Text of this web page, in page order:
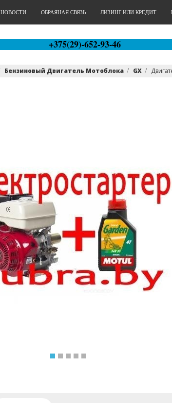
НОВОСТИ ОБРАЯНАЯ СВЯЗЬ ЛИЗИНГ ИЛИ КРЕДИТ
+375(29)-652-93-46
Бензиновый Двигатель Мотоблока GX